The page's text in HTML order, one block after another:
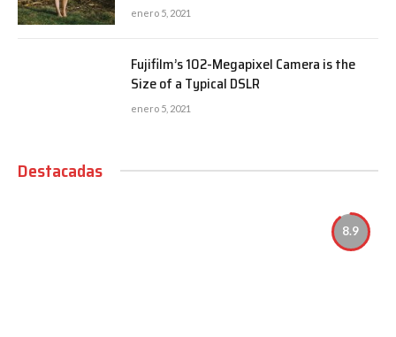
enero 5, 2021
Fujifilm’s 102-Megapixel Camera is the
Size of a Typical DSLR
enero 5, 2021
Destacadas
8.9